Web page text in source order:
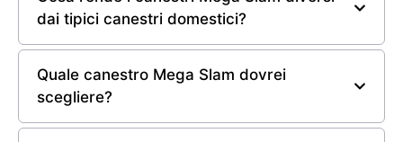
dai tipici canestri domestici?
Quale canestro Mega Slam dovrei
scegliere?